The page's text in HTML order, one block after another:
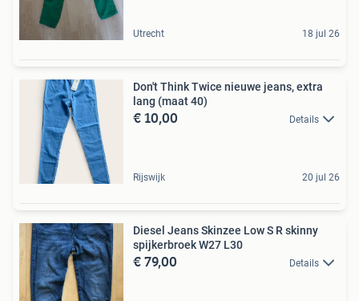
Utrecht 18 jul 26
Don't Think Twice nieuwe jeans, extra
lang (maat 40)
€ 10,00 Details
Rijswijk 20 jul 26
Diesel Jeans Skinzee Low S R skinny
spijkerbroek W27 L30
€ 79,00 Details